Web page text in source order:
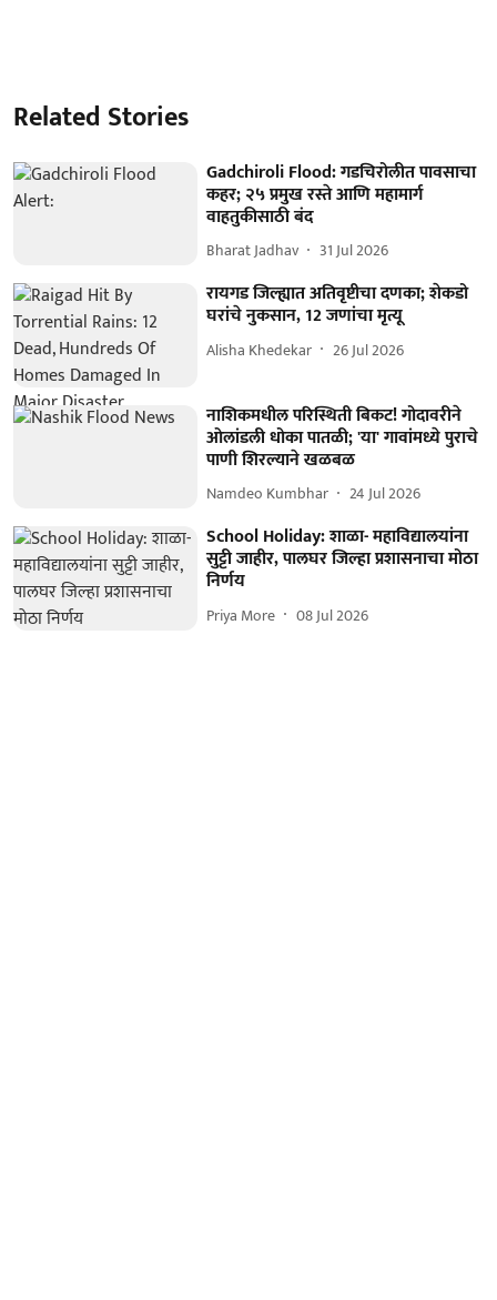
Related Stories
Gadchiroli Flood: गडचिरोलीत पावसाचा
कहर; २५ प्रमुख रस्ते आणि महामार्ग
वाहतुकीसाठी बंद
Bharat Jadhav 31 Jul 2026
रायगड जिल्ह्यात अतिवृष्टीचा दणका; शेकडो
घरांचे नुकसान, 12 जणांचा मृत्यू
Alisha Khedekar 26 Jul 2026
नाशिकमधील परिस्थिती बिकट! गोदावरीने
ओलांडली धोका पातळी; 'या' गावांमध्ये पुराचे
पाणी शिरल्याने खळबळ
Namdeo Kumbhar 24 Jul 2026
School Holiday: शाळा- महाविद्यालयांना
सुट्टी जाहीर, पालघर जिल्हा प्रशासनाचा मोठा
निर्णय
Priya More 08 Jul 2026